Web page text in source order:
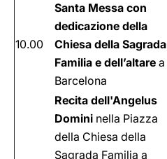
10.00
Santa Messa con
dedicazione della
Chiesa della Sagrada
Familia e dell’altare a
Barcelona
Recita dell'Angelus
Domini nella Piazza
della Chiesa della
Sagrada Familia a